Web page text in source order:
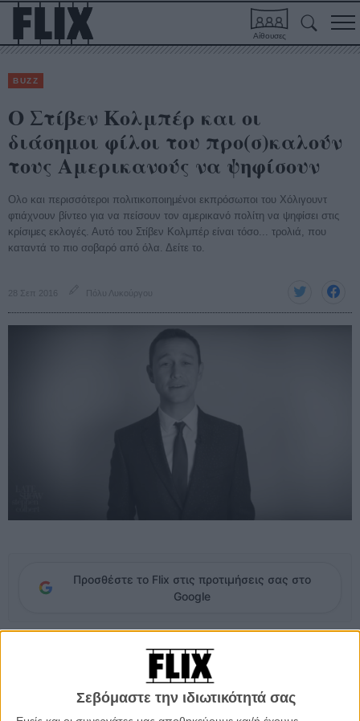
Σεβόμαστε την ιδιωτικότητά σας
Αίθουσες
BUZZ
Ο Στίβεν Κολμπέρ και οι
διάσημοι φίλοι του προ(σ)καλούν
τους Αμερικανούς να ψηφίσουν
Ολο και περισσότεροι πολιτικοποιημένοι εκπρόσωποι του Χόλιγουντ
φτιάχνουν βίντεο για να πείσουν τον αμερικανό πολίτη να ψηφίσει στις
κρίσιμες εκλογές. Αυτό του Στίβεν Κολμπέρ είναι τόσο... τρολιά, που
καταντά το πιο σοβαρό από όλα. Δείτε το.
28 Σεπ 2016 Πόλυ Λυκούργου
Προσθέστε το Flix στις προτιμήσεις σας στο
Google
Πριν από λίγες μέρες, κυκλοφόρησε ένα βίντεο όπου σύσσωμο το
Χόλιγουντ παρακινεί τους αναποφάσιστους και τους αδήλωτους
στους εκλογικούς καταλόγους αμερικανούς πολίτες να ασκήσουν σε
αυτές τις κρίσιμες εκλογές (και, γιατί να το κρύψουμε άλλωστε, όλοι